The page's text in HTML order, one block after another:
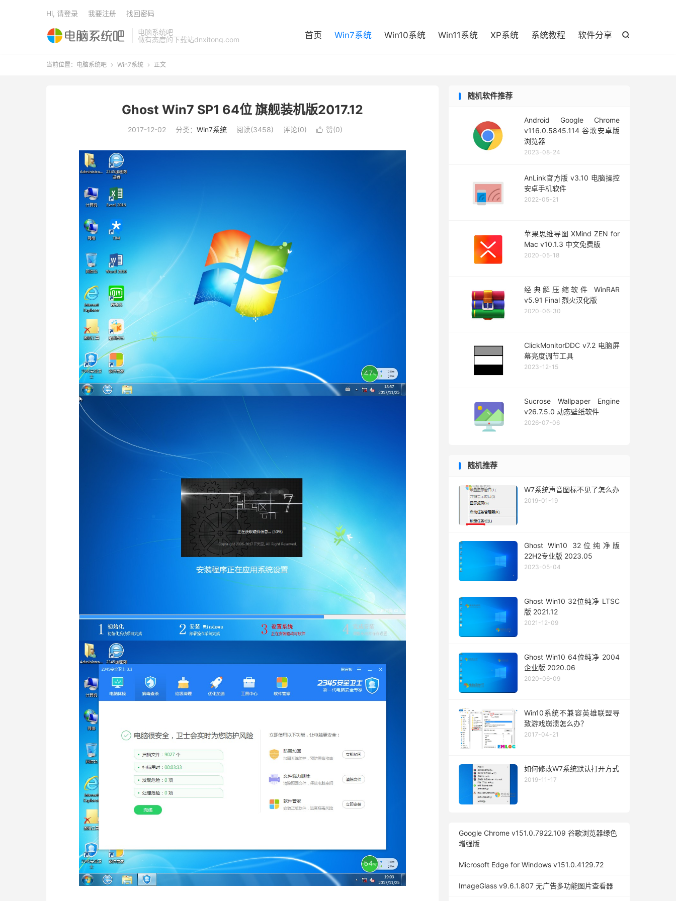
电脑系统吧
做有态度的下载站dnxitong.com

首页 Win7系统 Win10系统 Win11系统 XP系统 系统教程 软件分享
Hi, 请登录 我要注册 找回密码
当前位置： 电脑系统吧  Win7系统  正文
Ghost Win7 SP1 64位 旗舰装机版2017.12
2017-12-02 分类： Win7系统 阅读(3458) 评论(0)  赞(0)
随机软件推荐
Android Google Chrome
v116.0.5845.114 谷歌安卓版
浏览器
2023-08-24
AnLink官方版 v3.10 电脑操控
安卓手机软件
2022-05-21
苹果思维导图 XMind ZEN for
Mac v10.1.3 中文免费版
2020-05-18
经典解压缩软件 WinRAR
v5.91 Final 烈火汉化版
2020-06-30
ClickMonitorDDC v7.2 电脑屏
幕亮度调节工具
2023-12-15
Sucrose Wallpaper Engine
v26.7.5.0 动态壁纸软件
2026-07-06
随机推荐
W7系统声音图标不见了怎么办
2019-01-19
Ghost Win10 32位纯净版
22H2专业版 2023.05
2023-05-04
Ghost Win10 32位纯净 LTSC
版 2021.12
2021-12-09
Ghost Win10 64位纯净 2004
企业版 2020.06
2020-06-09
Win10系统不兼容英雄联盟导
致游戏崩溃怎么办？
2017-04-21
如何修改W7系统默认打开方式
2019-11-17
Google Chrome v151.0.7922.109 谷歌浏览器绿色
增强版
Microsoft Edge for Windows v151.0.4129.72
ImageGlass v9.6.1.807 无广告多功能图片查看器